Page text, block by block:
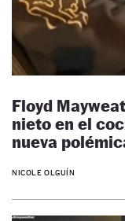
Floyd
nieto en el
nueva
NICOLE OLGUÍN